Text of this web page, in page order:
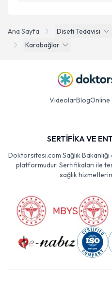
Ana Sayfa Diseti Tedavisi
Karabağlar
VideolarBlogOnline
SERTİFİKA VE
Doktorsitesi.com Sağlık
platformudur. Sertifikaları ile
sağlık